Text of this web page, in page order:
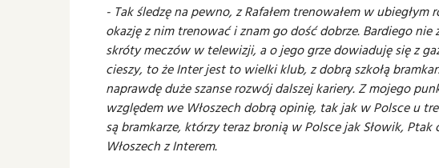
- Tak śledzę na pewno, z Rafałem trenowałem w
okazję z nim trenować i znam go dość dobrze. Bardiego
skróty meczów w telewizji, a o jego grze dowiaduję się z
cieszy, to że Inter jest to wielki klub, z dobrą szkołą
naprawdę duże szanse rozwój dalszej kariery. Z mojego
względem we Włoszech dobrą opinię, tak jak w Polsce u
są bramkarze, którzy teraz bronią w Polsce jak Słowik,
Włoszech z Interem.